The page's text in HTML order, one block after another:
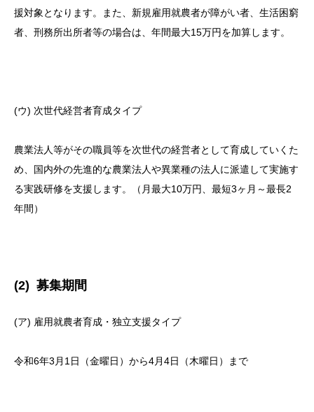
援対象となります。また、新規雇用就農者が障がい者、生活困窮
者、刑務所出所者等の場合は、年間最大15万円を加算します。
(ウ) 次世代経営者育成タイプ
農業法人等がその職員等を次世代の経営者として育成していくた
め、国内外の先進的な農業法人や異業種の法人に派遣して実施す
る実践研修を支援します。（月最大10万円、最短3ヶ月～最長2
年間）
(2) 募集期間
(ア) 雇用就農者育成・独立支援タイプ
令和6年3月1日（金曜日）から4月4日（木曜日）まで